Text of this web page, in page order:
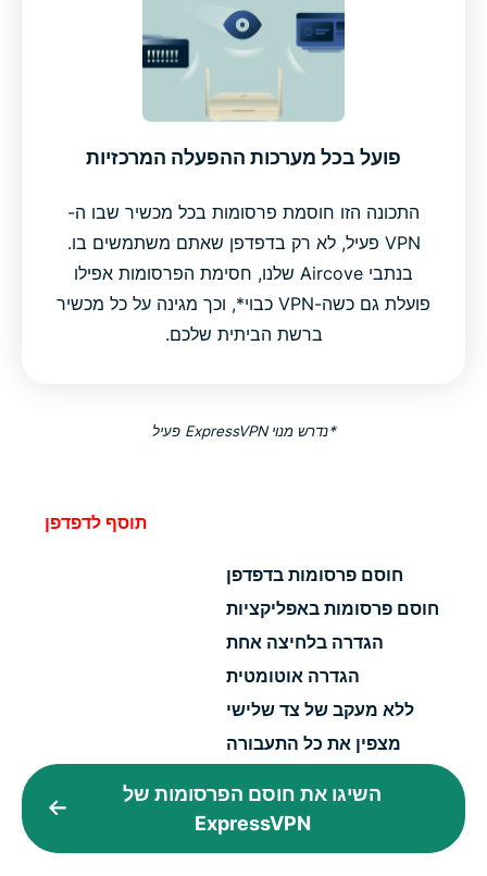
פועל בכל מערכות ההפעלה המרכזיות
התכונה הזו חוסמת פרסומות בכל מכשיר שבו ה-
VPN פעיל, לא רק בדפדפן שאתם משתמשים בו.
בנתבי Aircove שלנו, חסימת הפרסומות אפילו
פועלת גם כשה-VPN כבוי*, וכך מגינה על כל מכשיר
ברשת הביתית שלכם.
*נדרש מנוי ExpressVPN פעיל
תוסף לדפדפן
חוסם פרסומות בדפדפן
חוסם פרסומות באפליקציות
הגדרה בלחיצה אחת
הגדרה אוטומטית
ללא מעקב של צד שלישי
מצפין את כל התעבורה
השיגו את חוסם הפרסומות של
ExpressVPN